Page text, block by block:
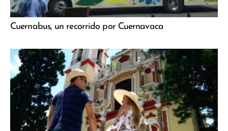
Cuernabus, un recorrido por Cuernavaca